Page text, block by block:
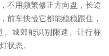
不用频繁修正方向盘，长途
前车快慢它都能稳稳跟住，
城郊能识别限速、让行标
状态。